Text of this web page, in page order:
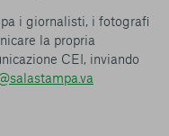
i giornalisti, i fotografi
la propria
CEI, inviando